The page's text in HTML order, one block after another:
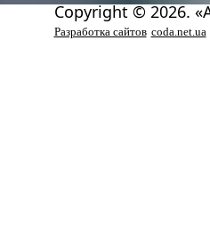
Copyright © 2026.
Разработка сайтов coda.net.ua